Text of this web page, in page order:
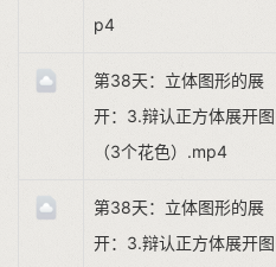
p4
第38天：立体图形的展
开：3.辩认正方体展开图
（3个花色）.mp4
第38天：立体图形的展
开：3.辩认正方体展开图